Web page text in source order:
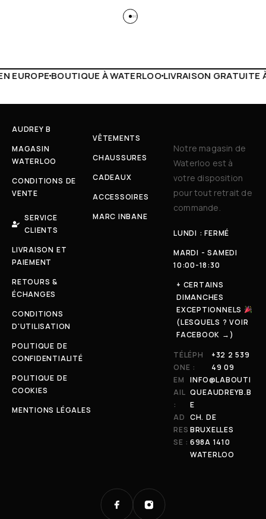
LIVRAISON GRATUITE À PARTIR DE 150€LIVE
AUDREY B
MAGASIN
WATERLOO
CONDITIONS DE
VENTE
SERVICE
CLIENTS
LIVRAISON ET
PAIEMENT
RETOURS &
ÉCHANGES
CONDITIONS
D'UTILISATION
POLITIQUE DE
CONFIDENTIALITÉ
POLITIQUE DE
COOKIES
MENTIONS LÉGALES
VÊTEMENTS
CHAUSSURES
CADEAUX
ACCESSOIRES
MARC INBANE
Notre magasin de
Waterloo est à
votre disposition
pour tout retrait de
commande.
LUNDI : FERMÉ
MARDI - SAMEDI
10:00-18:30
+ CERTAINS
DIMANCHES
EXCEPTIONNELS
(LESQUELS ? VOIR
FACEBOOK →)
TÉLÉPH
ONE :
+32 2 539
49 09
EM
AIL
:
INFO@LABOUTI
QUEAUDREYB.B
E
AD
RES
SE :
CH. DE
BRUXELLES
698A 1410
WATERLOO